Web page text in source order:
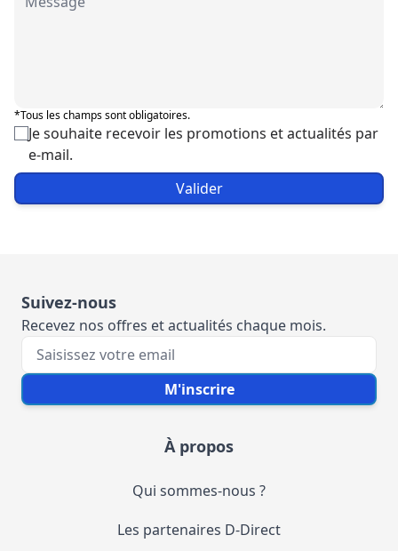
*Tous les champs sont obligatoires.
Je souhaite recevoir les promotions et actualités par
e-mail.
Valider
Suivez-nous
Recevez nos offres et actualités chaque mois.
Votre e-mail M'inscrire
À propos
Qui sommes-nous ?
Les partenaires D-Direct